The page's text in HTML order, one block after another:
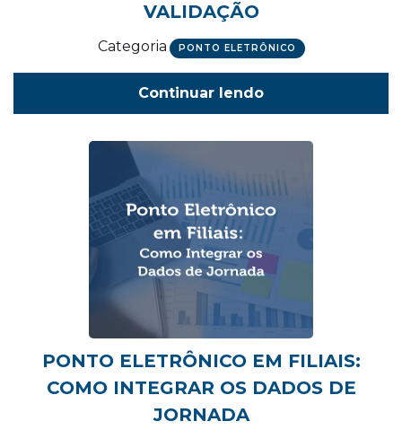
VALIDAÇÃO
Categoria PONTO ELETRÔNICO
Continuar lendo
PONTO ELETRÔNICO EM FILIAIS:
COMO INTEGRAR OS DADOS DE
JORNADA